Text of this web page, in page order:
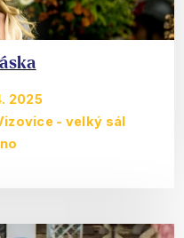
2025
- velký sál